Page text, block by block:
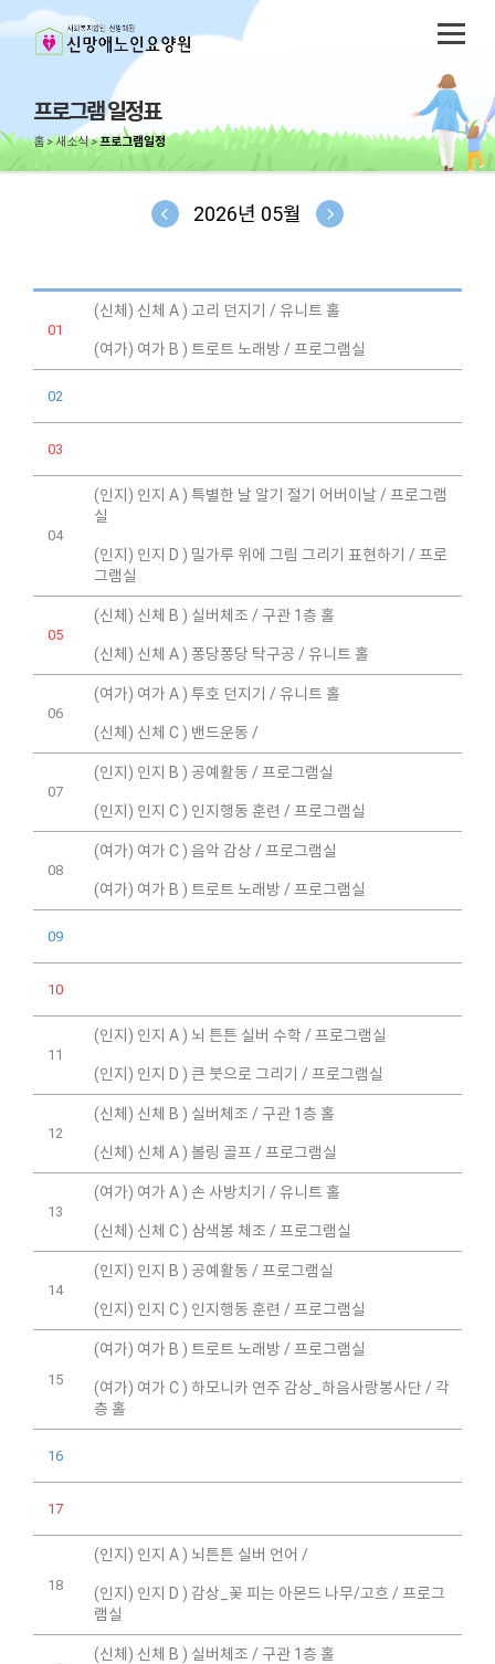
프로그램 일정표
홈 새소식 프로그램일정
2026년 05월
01
(신체) 신체 A ) 고리 던지기 / 유니트 홀
(여가) 여가 B ) 트로트 노래방 / 프로그램실
02
03
04
(인지) 인지 A ) 특별한 날 알기 절기 어버이날 / 프로그램
실
(인지) 인지 D ) 밀가루 위에 그림 그리기 표현하기 / 프로
그램실
05
(신체) 신체 B ) 실버체조 / 구관 1층 홀
(신체) 신체 A ) 퐁당퐁당 탁구공 / 유니트 홀
06
(여가) 여가 A ) 투호 던지기 / 유니트 홀
(신체) 신체 C ) 밴드운동 /
07
(인지) 인지 B ) 공예활동 / 프로그램실
(인지) 인지 C ) 인지행동 훈련 / 프로그램실
08
(여가) 여가 C ) 음악 감상 / 프로그램실
(여가) 여가 B ) 트로트 노래방 / 프로그램실
09
10
11
(인지) 인지 A ) 뇌 튼튼 실버 수학 / 프로그램실
(인지) 인지 D ) 큰 붓으로 그리기 / 프로그램실
12
(신체) 신체 B ) 실버체조 / 구관 1층 홀
(신체) 신체 A ) 볼링 골프 / 프로그램실
13
(여가) 여가 A ) 손 사방치기 / 유니트 홀
(신체) 신체 C ) 삼색봉 체조 / 프로그램실
14
(인지) 인지 B ) 공예활동 / 프로그램실
(인지) 인지 C ) 인지행동 훈련 / 프로그램실
15
(여가) 여가 B ) 트로트 노래방 / 프로그램실
(여가) 여가 C ) 하모니카 연주 감상_하음사랑봉사단 / 각
층 홀
16
17
18
(인지) 인지 A ) 뇌튼튼 실버 언어 /
(인지) 인지 D ) 감상_꽃 피는 아몬드 나무/고흐 / 프로그
램실
(신체) 신체 B ) 실버체조 / 구관 1층 홀